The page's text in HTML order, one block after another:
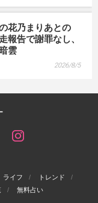
花乃まりあとの
報告で謝罪なし、
雲
2026/8/5
ライフ
トレンド
無料占い